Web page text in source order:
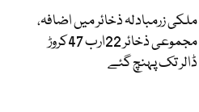
ملکی زرمبادلہ ذخائر میں اضافہ،
مجموعی ذخائر 22ارب 47کروڑ
ڈالر تک پہنچ گئے